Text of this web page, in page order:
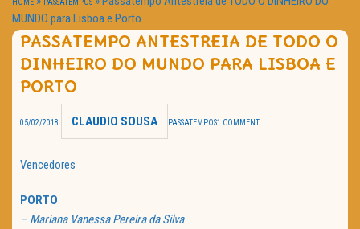
HOME CINEMA
NOTA PESSOAL
HOME PASSATEMPOS
MUNDO para Lisboa e Porto
PASSATEMPO ANTESTREIA DE TODO O
DINHEIRO DO MUNDO PARA LISBOA E
PORTO
05/02/2018 CLAUDIO SOUSA PASSATEMPOS1 COMMENT
Vencedores
PORTO
– Mariana Vanessa Pereira da Silva